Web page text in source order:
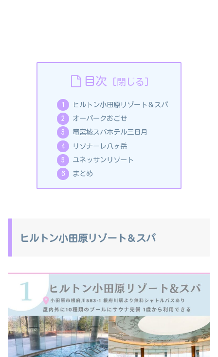
目次
ヒルトン小田原リゾート＆スパ
オーパークおごせ
竜宮城スパホテル三日月
リゾナーレ八ヶ岳
ユネッサンリゾート
まとめ
ヒルトン小田原リゾート＆スパ